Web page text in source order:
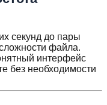
секунд до пары
файла.
интерфейс
без необходимости